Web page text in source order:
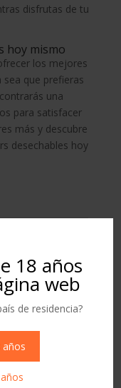
18 años
web
de residencia?
disfrutas de tu
hoy mismo
los mejores
sea que prefieras
una
para satisfacer
más y descubre
desechables hoy